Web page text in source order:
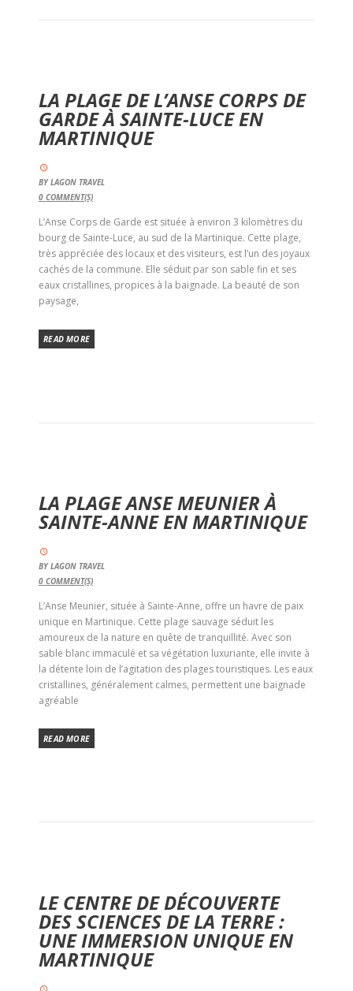
LA PLAGE DE L’ANSE CORPS DE
GARDE À SAINTE-LUCE EN
MARTINIQUE
BYLAGON TRAVEL
0 COMMENT(S)
L’Anse Corps de Garde est située à environ 3 kilomètres du
bourg de Sainte-Luce, au sud de la Martinique. Cette plage,
très appréciée des locaux et des visiteurs, est l’un des joyaux
cachés de la commune. Elle séduit par son sable fin et ses
eaux cristallines, propices à la baignade. La beauté de son
paysage,
READ MORE
LA PLAGE ANSE MEUNIER À
SAINTE-ANNE EN MARTINIQUE
BYLAGON TRAVEL
0 COMMENT(S)
L’Anse Meunier, située à Sainte-Anne, offre un havre de paix
unique en Martinique. Cette plage sauvage séduit les
amoureux de la nature en quête de tranquillité. Avec son
sable blanc immaculé et sa végétation luxuriante, elle invite à
la détente loin de l’agitation des plages touristiques. Les eaux
cristallines, généralement calmes, permettent une baignade
agréable
READ MORE
LE CENTRE DE DÉCOUVERTE
DES SCIENCES DE LA TERRE :
UNE IMMERSION UNIQUE EN
MARTINIQUE